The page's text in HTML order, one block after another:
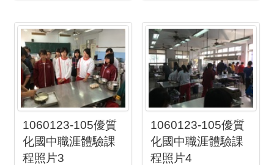
1060123-105優質
化國中職涯體驗課
程照片3
1060123-105優質
化國中職涯體驗課
程照片4